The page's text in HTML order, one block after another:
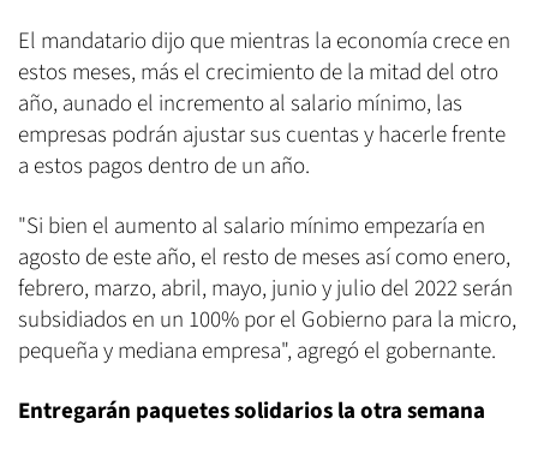
El mandatario dijo que mientras la economía crece en
estos meses, más el crecimiento de la mitad del otro
año, aunado el incremento al salario mínimo, las
empresas podrán ajustar sus cuentas y hacerle frente
a estos pagos dentro de un año.
"Si bien el aumento al salario mínimo empezaría en
agosto de este año, el resto de meses así como enero,
febrero, marzo, abril, mayo, junio y julio del 2022 serán
subsidiados en un 100% por el Gobierno para la micro,
pequeña y mediana empresa", agregó el gobernante.
Entregarán paquetes solidarios la otra semana